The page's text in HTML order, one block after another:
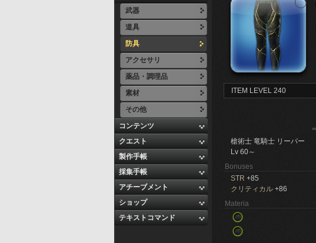
武器
道具
防具
アクセサリ
薬品・調理品
素材
その他
コンテンツ
クエスト
製作手帳
採集手帳
アチーブメント
ショップ
テキストコマンド
ITEM LEVEL 240
槍術士 竜騎士 リーパー
Lv 60～
Bonuses
STR +85
クリティカル +86
Materia